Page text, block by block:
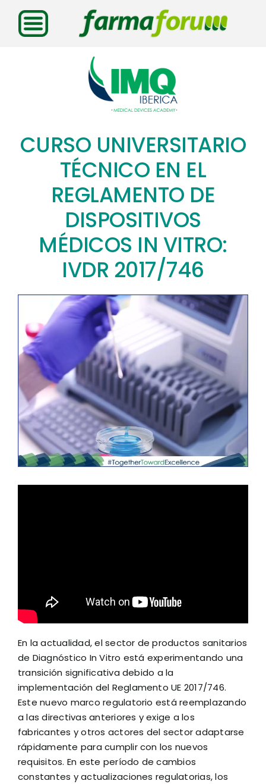
Saltar
contenido
CURSO UNIVERSITARIO
TÉCNICO EN EL
REGLAMENTO DE
DISPOSITIVOS
MÉDICOS IN VITRO:
IVDR 2017/746
En la actualidad, el sector de productos sanitarios
de Diagnóstico In Vitro está experimentando una
transición significativa debido a la
implementación del Reglamento UE 2017/746.
Este nuevo marco regulatorio está reemplazando
a las directivas anteriores y exige a los
fabricantes y otros actores del sector adaptarse
rápidamente para cumplir con los nuevos
requisitos. En este período de cambios
constantes y actualizaciones regulatorias, los